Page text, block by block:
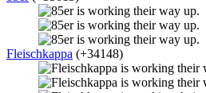
Fleischkappa (+34148)